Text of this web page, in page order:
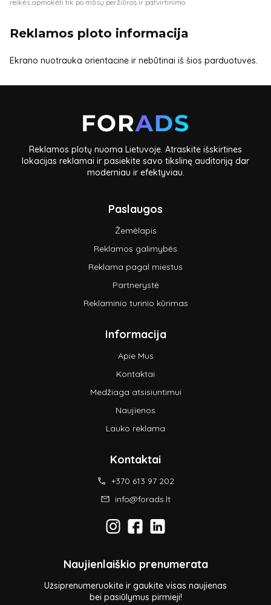
reikės apmokėti tik po mūsų peržiūros ir patvirtinimo.
Reklamos ploto informacija
Ekrano nuotrauka orientacinė ir nebūtinai iš šios parduotuvės.
Reklamos plotų nuoma Lietuvoje. Atraskite išskirtines
lokacijas reklamai ir pasiekite savo tikslinę auditoriją dar
moderniau ir efektyviau.
Paslaugos
Žemėlapis
Reklamos galimybės
Reklama pagal miestus
Partnerystė
Reklaminio turinio kūrimas
Informacija
Apie Mus
Kontaktai
Medžiaga atsisiuntimui
Naujienos
Lauko reklama
Kontaktai
+370 613 97 202
info@forads.lt
Naujienlaiškio prenumerata
Užsiprenumeruokite ir gaukite visas naujienas
bei pasiūlymus pirmieji!